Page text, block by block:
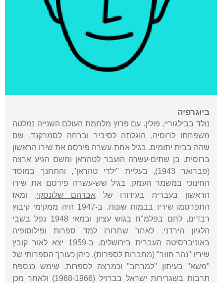
ביוגרפיה
נולד בבילגוריי, פולין. עם פרוץ מלחמת העולם השנייה נמלטה
משפחתו לרוסיה, הוגלתה לסיביר וברחה לסמרקנד, שם
שהה בבית יתומים. בגיל אחת-עשרה פירסם את שירו הראשון
ברוסית. בן שתים-עשרה הועבר לטהראן ומשם הגיע ארצה
(פברואר 1943), בעליית "ילדי טהראן", והתחנך במוסד
החינוכי במשמר העמק. בגיל שש-עשרה פירסם את שירו
הראשון בעברית בעידודו שלאברהם שלונסקי, ומאז
התפרסמו שיריו בבמות שונות. ב-1947 היה ממקימי קיבוץ
רבדים, לחם בפלמ"ח בגוש עציון ובמאי 1948 נפל בשבי
הלגיון הירדני. לאחר שחרורו למד ספרות ופילוסופיה
באוניברסיטה העברית בירושלים. ב-1959 יצא לאור קובץ
שיריו "נהר חוזר" (מחברות לספרות). כיהן כעורך הספרותי של
"משא" בעיתון "למרחב" וכמרצה לספרות. שימש כנספח
תרבות בשגרירות ישראל בברזיל (1968-1966) ולאחר מכן